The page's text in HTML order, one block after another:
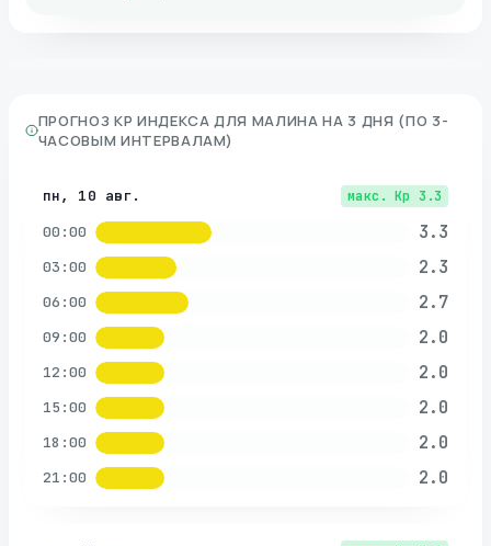
ПРОГНОЗ KP ИНДЕКСА ДЛЯ МАЛИНА НА 3 ДНЯ (ПО 3-
ЧАСОВЫМ ИНТЕРВАЛАМ)
пн, 10 авг. макс. Kp 3.3
00:00 3.3
03:00 2.3
06:00 2.7
09:00 2.0
12:00 2.0
15:00 2.0
18:00 2.0
21:00 2.0